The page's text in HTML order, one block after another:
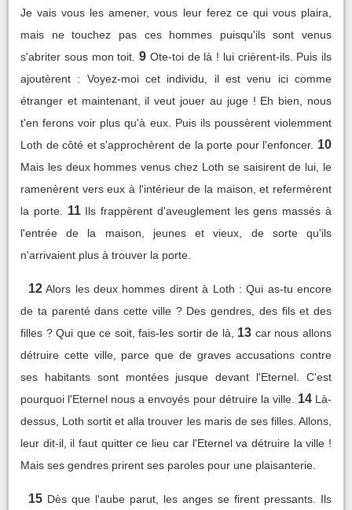
Je vais vous les amener, vous leur ferez ce qui vous plaira,
mais ne touchez pas ces hommes puisqu'ils sont venus
s'abriter sous mon toit. 9 Ote-toi de là ! lui crièrent-ils. Puis ils
ajoutèrent : Voyez-moi cet individu, il est venu ici comme
étranger et maintenant, il veut jouer au juge ! Eh bien, nous
t'en ferons voir plus qu'à eux. Puis ils poussèrent violemment
Loth de côté et s'approchèrent de la porte pour l'enfoncer. 10
Mais les deux hommes venus chez Loth se saisirent de lui, le
ramenèrent vers eux à l'intérieur de la maison, et refermèrent
la porte.
11 Ils frappèrent d'aveuglement les gens massés à
l'entrée de la maison, jeunes et vieux, de sorte qu'ils
n'arrivaient plus à trouver la porte.
12 Alors les deux hommes dirent à Loth : Qui as-tu encore
de ta parenté dans cette ville ? Des gendres, des fils et des
filles ? Qui que ce soit, fais-les sortir de là,
13 car nous allons
détruire cette ville, parce que de graves accusations contre
ses habitants sont montées jusque devant l'Eternel. C'est
pourquoi l'Eternel nous a envoyés pour détruire la ville. 14 Là-
dessus, Loth sortit et alla trouver les maris de ses filles. Allons,
leur dit-il, il faut quitter ce lieu car l'Eternel va détruire la ville !
Mais ses gendres prirent ses paroles pour une plaisanterie.
15 Dès que l'aube parut, les anges se firent pressants. Ils